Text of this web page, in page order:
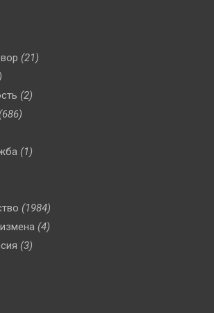
(21)
(2)
(686)
(1)
(1984)
(4)
(3)